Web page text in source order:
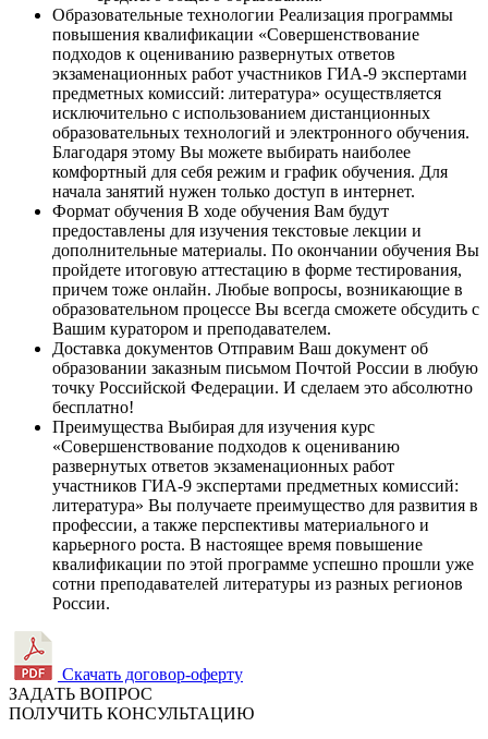
Образовательные технологии Реализация программы
повышения квалификации «Совершенствование
подходов к оцениванию развернутых ответов
экзаменационных работ участников ГИА-9 экспертами
предметных комиссий: литература» осуществляется
исключительно с использованием дистанционных
образовательных технологий и электронного обучения.
Благодаря этому Вы можете выбирать наиболее
комфортный для себя режим и график обучения. Для
начала занятий нужен только доступ в интернет.
Формат обучения В ходе обучения Вам будут
предоставлены для изучения текстовые лекции и
дополнительные материалы. По окончании обучения Вы
пройдете итоговую аттестацию в форме тестирования,
причем тоже онлайн. Любые вопросы, возникающие в
образовательном процессе Вы всегда сможете обсудить с
Вашим куратором и преподавателем.
Доставка документов Отправим Ваш документ об
образовании заказным письмом Почтой России в любую
точку Российской Федерации. И сделаем это абсолютно
бесплатно!
Преимущества Выбирая для изучения курс
«Совершенствование подходов к оцениванию
развернутых ответов экзаменационных работ
участников ГИА-9 экспертами предметных комиссий:
литература» Вы получаете преимущество для развития в
профессии, а также перспективы материального и
карьерного роста. В настоящее время повышение
квалификации по этой программе успешно прошли уже
сотни преподавателей литературы из разных регионов
России.
Скачать договор-оферту
ЗАДАТЬ ВОПРОС
ПОЛУЧИТЬ КОНСУЛЬТАЦИЮ